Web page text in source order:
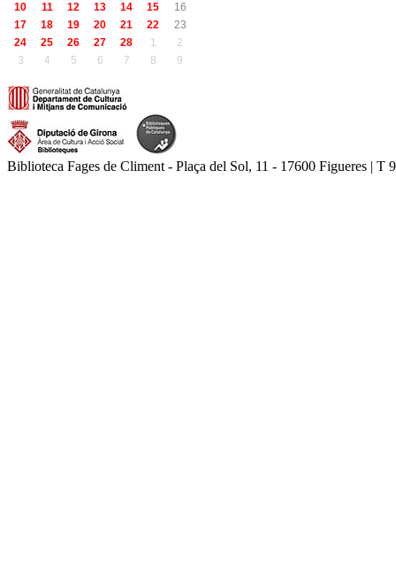
10
11 12 13 14 15
16
17
18 19 20 21 22
23
24
25 26 27 28 1
2
3
4 5 6 7 8 9
Biblioteca Fages de Climent - Plaça del Sol, 11 - 17600 Figueres |